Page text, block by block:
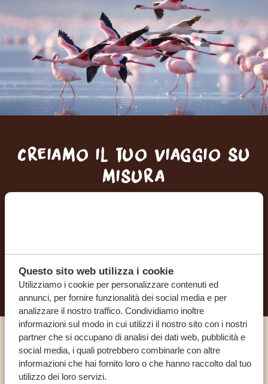
Questo sito web utilizza i cookie
Utilizziamo i cookie per personalizzare contenuti ed
annunci, per fornire funzionalità dei social media e per
analizzare il nostro traffico. Condividiamo inoltre
informazioni sul modo in cui utilizzi il nostro sito con i nostri
partner che si occupano di analisi dei dati web, pubblicità e
social media, i quali potrebbero combinarle con altre
informazioni che hai fornito loro o che hanno raccolto dal tuo
utilizzo dei loro servizi.
Creiamo il tuo viaggio su
misura
SOGNI
Chiama un esperto